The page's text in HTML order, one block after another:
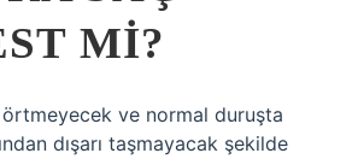
MI?
örtmeyecek ve normal duruşta
dışarı taşmayacak şekilde